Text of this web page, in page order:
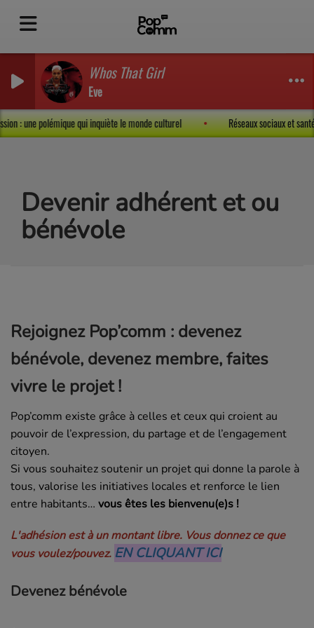
Whos That Girl
Eve
: une polémique qui inquiète le monde culturel Réseaux sociaux et
Devenir adhérent et ou
bénévole
Rejoignez Pop’comm : devenez
bénévole, devenez membre, faites
vivre le projet !
Pop’comm existe grâce à celles et ceux qui croient au
pouvoir de l’expression, du partage et de l’engagement
citoyen.
Si vous souhaitez soutenir un projet qui donne la parole à
tous, valorise les initiatives locales et renforce le lien
entre habitants… vous êtes les bienvenu(e)s !
L'adhésion est à un montant libre. Vous donnez ce que
vous voulez/pouvez. EN CLIQUANT ICI
Devenez bénévole